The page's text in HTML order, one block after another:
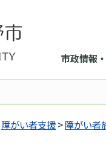
市政情報
障がい者支援>障がい者